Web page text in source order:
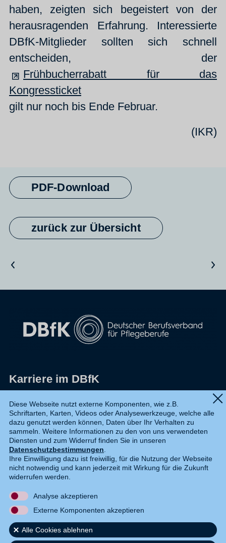
haben, zeigten sich begeistert von der
herausragenden Erfahrung. Interessierte
DBfK-Mitglieder sollten sich schnell
entscheiden, der
Frühbucherrabatt für das
Kongressticket
gilt nur noch bis Ende Februar.
(IKR)
zurück zur Übersicht
PDF-Download
Vorheriger Artikel Nächster Artikel
Karriere im DBfK
Datenschutz
Shop
Widerruf
Kontakt
DE EN
Diese Webseite nutzt externe Komponenten, wie z.B.
Schriftarten, Karten, Videos oder Analysewerkzeuge, welche alle
dazu genutzt werden können, Daten über Ihr Verhalten zu
sammeln. Weitere Informationen zu den von uns verwendeten
Diensten und zum Widerruf finden Sie in unseren
Datenschutzbestimmungen.
Ihre Einwilligung dazu ist freiwillig, für die Nutzung der Webseite
nicht notwendig und kann jederzeit mit Wirkung für die Zukunft
widerrufen werden.
Analyse akzeptieren
Externe Komponenten akzeptieren
Alle Cookies ablehnen